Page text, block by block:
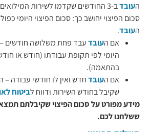
עובדב-3 החודשים שקדמו לשירות המילואים, לחלק ל-90.
סכום הפיצוי יחושב כך: סכום הפיצוי היומי
עובד.
אם ה עובדעבד פחת משלושה חודשים –
בהתאמה).
אם ה עובדחדש ואין לו חודשי עבודה –
שקיבל בחודש השירות ודווח ל ביטוח
מידע מפורט על סכום הפיצוי שקיבלתם
ששלחנו לכם.